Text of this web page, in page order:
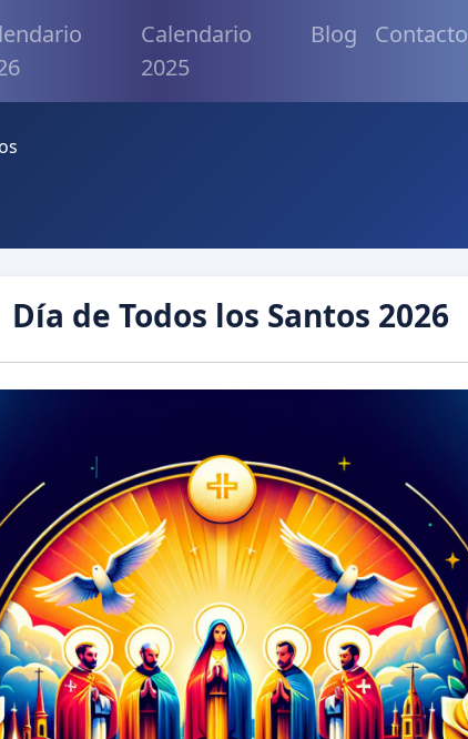
Calendario
2025
Blog Contacto
Día de Todos los Santos 2026